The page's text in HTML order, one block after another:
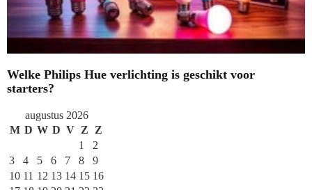
Welke Philips Hue verlichting is geschikt voor
starters?
augustus 2026
M D W D V Z
Z
1
2
3
4 5 6 7 8
9
10 11 12 13 14 15 16